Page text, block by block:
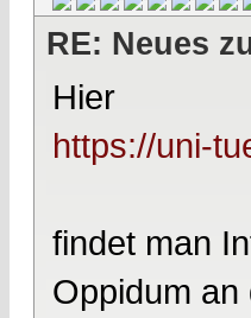
RE: Neues
Hier
https://uni-
findet man
Oppidum an